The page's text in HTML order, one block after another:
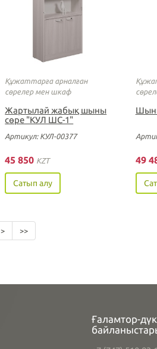
Құжаттарға арналған
сөрелер мен шкаф
Жартылай жабық шыны
сөре "КУЛ ШС-1"
Артикул: КУЛ-00377
45 850 KZT
Сатып алу
49
> >>
Ғаламтор-